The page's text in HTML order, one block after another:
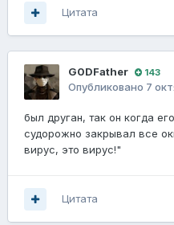
Цитата
G0DFathеr 143
Опубликовано 7
был друган, так он когда
судорожно закрывал все
вирус, это вирус!"
Цитата